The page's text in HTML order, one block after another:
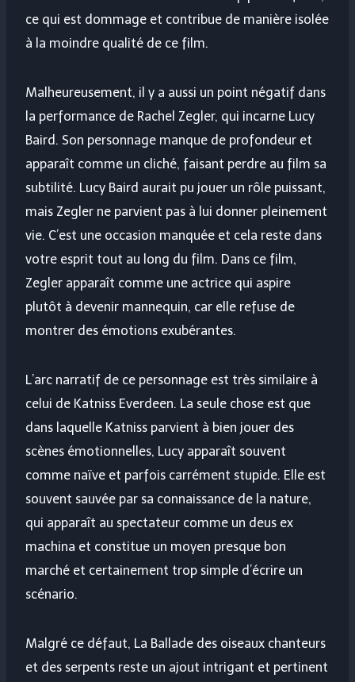
ce qui est dommage et contribue de manière isolée
à la moindre qualité de ce film.
Malheureusement, il y a aussi un point négatif dans
la performance de Rachel Zegler, qui incarne Lucy
Baird. Son personnage manque de profondeur et
apparaît comme un cliché, faisant perdre au film sa
subtilité. Lucy Baird aurait pu jouer un rôle puissant,
mais Zegler ne parvient pas à lui donner pleinement
vie. C’est une occasion manquée et cela reste dans
votre esprit tout au long du film. Dans ce film,
Zegler apparaît comme une actrice qui aspire
plutôt à devenir mannequin, car elle refuse de
montrer des émotions exubérantes.
L’arc narratif de ce personnage est très similaire à
celui de Katniss Everdeen. La seule chose est que
dans laquelle Katniss parvient à bien jouer des
scènes émotionnelles, Lucy apparaît souvent
comme naïve et parfois carrément stupide. Elle est
souvent sauvée par sa connaissance de la nature,
qui apparaît au spectateur comme un deus ex
machina et constitue un moyen presque bon
marché et certainement trop simple d’écrire un
scénario.
Malgré ce défaut, La Ballade des oiseaux chanteurs
et des serpents reste un ajout intrigant et pertinent